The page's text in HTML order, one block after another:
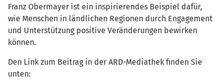
Franz Obermayer ist ein inspirierendes Beispiel dafür,
wie Menschen in ländlichen Regionen durch Engagement
und Unterstützung positive Veränderungen bewirken
können.
Den Link zum Beitrag in der ARD-Mediathek finden Sie
unten: